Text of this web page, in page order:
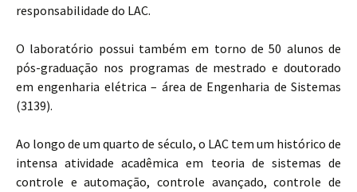
responsabilidade do LAC.
O laboratório possui também em torno de 50 alunos de
pós-graduação nos programas de mestrado e doutorado
em engenharia elétrica – área de Engenharia de Sistemas
(3139).
Ao longo de um quarto de século, o LAC tem um histórico de
intensa atividade acadêmica em teoria de sistemas de
controle e automação, controle avançado, controle de